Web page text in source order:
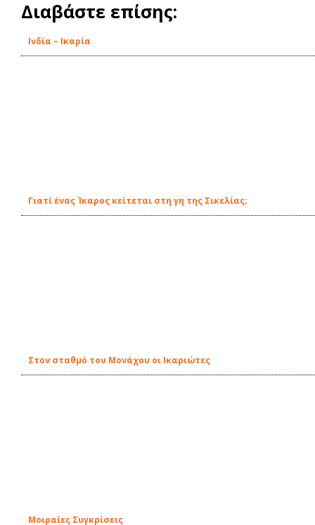
Διαβάστε επίσης:
Ινδία – Ικαρία
Γιατί ένας Ίκαρος κείτεται στη γη της Σικελίας;
Στον σταθμό του Μονάχου οι Ικαριώτες
Μοιραίες Συγκρίσεις